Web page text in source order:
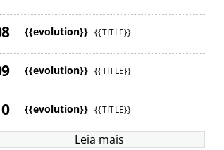
{{evolution}} {{TITLE}}
{{evolution}} {{TITLE}}
{{evolution}} {{TITLE}}
Leia mais